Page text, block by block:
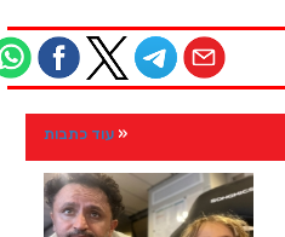
עוד כתבות